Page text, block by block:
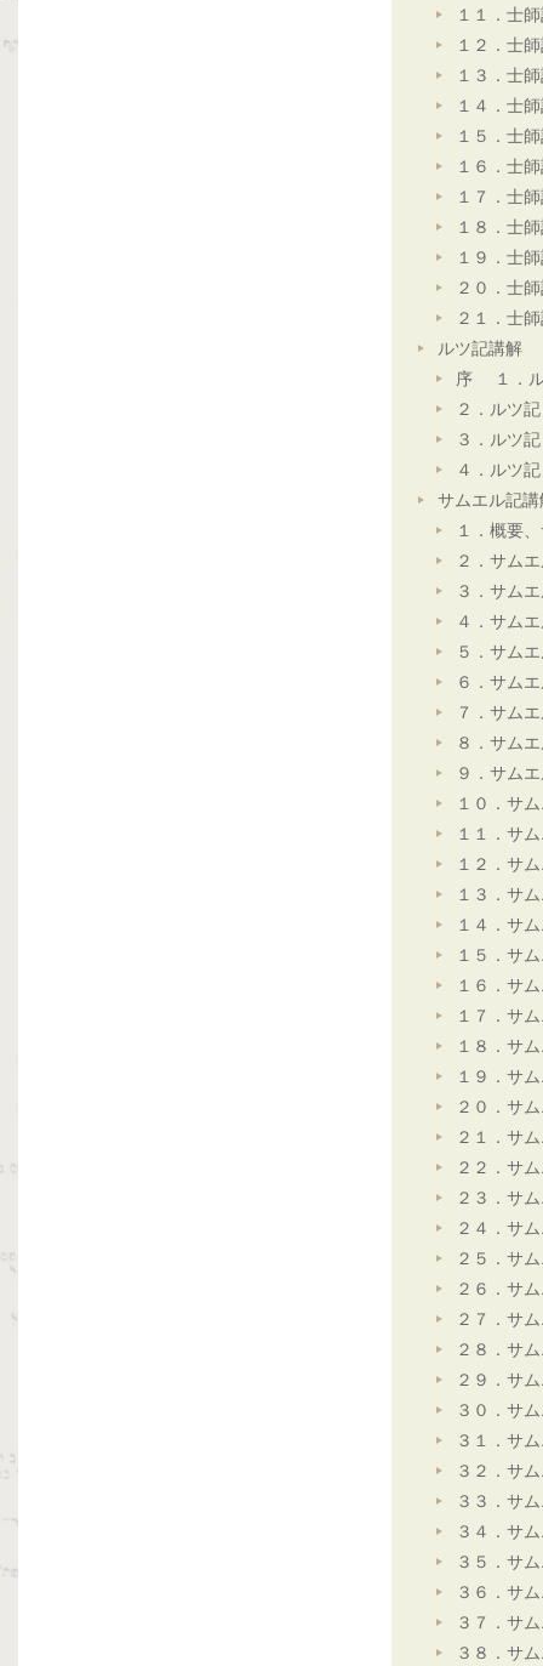
１１．士
１２．士
１３．士
１４．士
１５．士
１６．士
１７．士
１８．士
１９．士
２０．士
２１．士
ルツ記講解
序 １．ル
２．ルツ
３．ルツ
４．ルツ
サムエル記講
１．概要
２．サム
３．サム
４．サム
５．サム
６．サム
７．サム
８．サム
９．サム
１０．サ
１１．サ
１２．サ
１３．サ
１４．サ
１５．サ
１６．サ
１７．サ
１８．サ
１９．サ
２０．サ
２１．サ
２２．サ
２３．サ
２４．サ
２５．サ
２６．サ
２７．サ
２８．サ
２９．サ
３０．サ
３１．サ
３２．サ
３３．サ
３４．サ
３５．サ
３６．サ
３７．サ
３８．サ